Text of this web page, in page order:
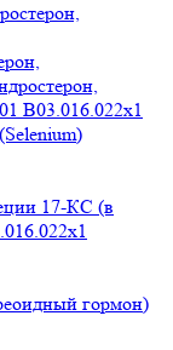
B03.016.022x1
17-КС (в
гормон)